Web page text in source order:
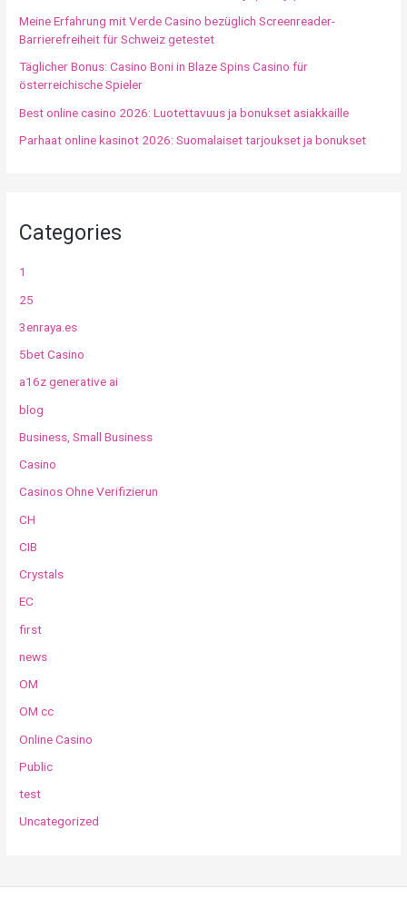
Meine Erfahrung mit Verde Casino bezüglich Screenreader-
Barrierefreiheit für Schweiz getestet
Täglicher Bonus: Casino Boni in Blaze Spins Casino für
österreichische Spieler
Best online casino 2026: Luotettavuus ja bonukset asiakkaille
Parhaat online kasinot 2026: Suomalaiset tarjoukset ja bonukset
Categories
1
25
3enraya.es
5bet Casino
a16z generative ai
blog
Business, Small Business
Casino
Casinos Ohne Verifizierun
CH
CIB
Crystals
EC
first
news
OM
OM cc
Online Casino
Public
test
Uncategorized